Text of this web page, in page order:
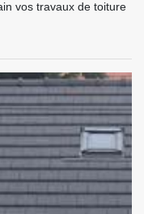
vos travaux de toiture